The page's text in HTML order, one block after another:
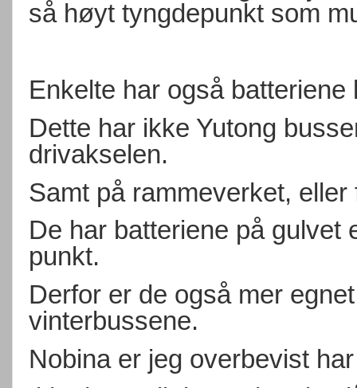
så høyt tyngdepunkt som
Enkelte har også
Dette har ikke Yutong
drivakselen.
Samt på rammeverket,
De har batteriene på gulvet
punkt.
Derfor er de også mer
vinterbussene.
Nobina er jeg overbevist